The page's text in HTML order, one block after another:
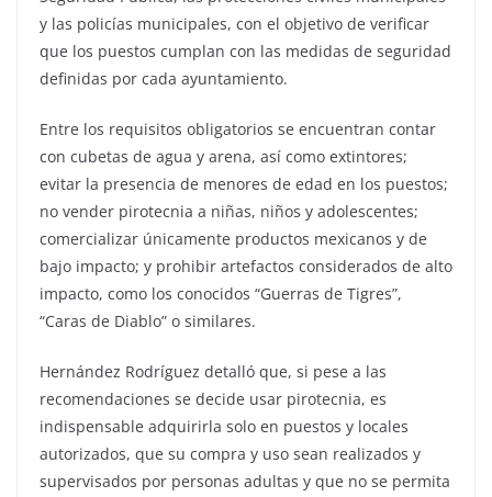
y las policías municipales, con el objetivo de verificar
que los puestos cumplan con las medidas de seguridad
definidas por cada ayuntamiento.
Entre los requisitos obligatorios se encuentran contar
con cubetas de agua y arena, así como extintores;
evitar la presencia de menores de edad en los puestos;
no vender pirotecnia a niñas, niños y adolescentes;
comercializar únicamente productos mexicanos y de
bajo impacto; y prohibir artefactos considerados de alto
impacto, como los conocidos “Guerras de Tigres”,
“Caras de Diablo” o similares.
Hernández Rodríguez detalló que, si pese a las
recomendaciones se decide usar pirotecnia, es
indispensable adquirirla solo en puestos y locales
autorizados, que su compra y uso sean realizados y
supervisados por personas adultas y que no se permita